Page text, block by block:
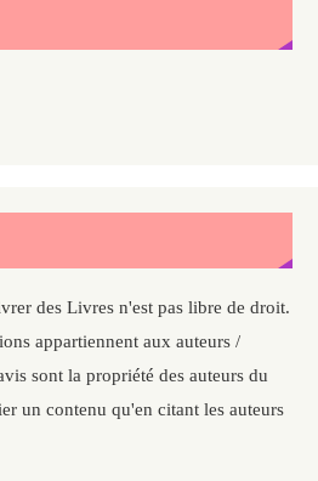
des Livres n'est pas libre de droit.
appartiennent aux auteurs /
sont la propriété des auteurs du
un contenu qu'en citant les auteurs